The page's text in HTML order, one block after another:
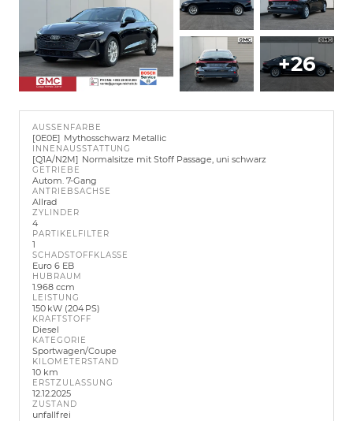
+26
AUSSENFARBE
0E0E Mythosschwarz Metallic
INNENAUSSTATTUNG
Q1A/N2M Normalsitze mit Stoff Passage, uni schwarz
GETRIEBE
Autom. 7-Gang
ANTRIEBSACHSE
Allrad
ZYLINDER
4
PARTIKELFILTER
1
SCHADSTOFFKLASSE
Euro 6 EB
HUBRAUM
1.968 ccm
LEISTUNG
150 kW (204 PS)
KRAFTSTOFF
Diesel
KATEGORIE
Sportwagen/Coupe
KILOMETERSTAND
10 km
ERSTZULASSUNG
12.12.2025
ZUSTAND
unfallfrei